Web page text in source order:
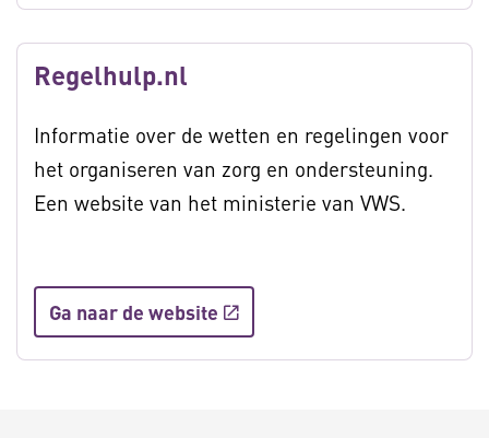
Regelhulp.nl
Informatie over de wetten en regelingen voor
het organiseren van zorg en ondersteuning.
Een website van het ministerie van VWS.
Ga naar de website